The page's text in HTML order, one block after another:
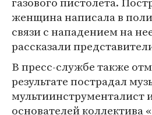
женщина написала в
связи с нападением на
рассказали
В пресс-службе также
результате пострадал
мультиинструменталист
основателей коллектива